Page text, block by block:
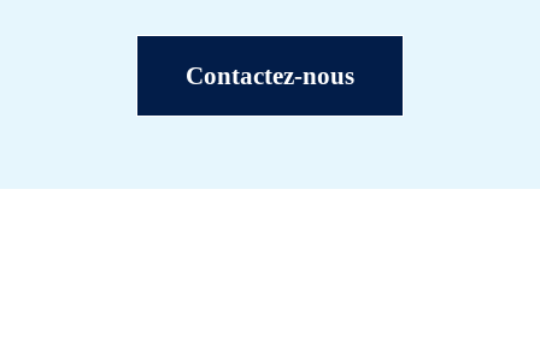
Contactez-nous